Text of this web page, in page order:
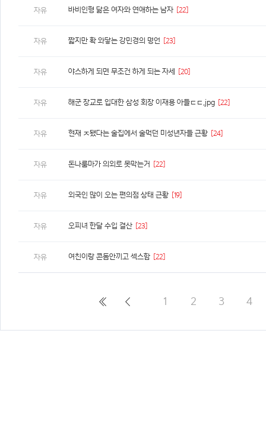
자유 바비인형 닮은 여자와 연애하는 남자 [22]
자유 짧지만 확 와닿는 강민경의 명언 [23]
자유 야스하게 되면 무조건 하게 되는 자세 [20]
자유 해군 장교로 입대한 삼성 회장 이재용 아들ㄷㄷ.jpg [22]
자유 현재 ㅈ됐다는 술집에서 술먹던 미성년자들 근황 [24]
자유 돈나룸마가 의외로 못막는거 [22]
자유 외국인 많이 오는 편의점 상태 근황 [19]
자유 오피녀 한달 수입 결산 [23]
자유 여친이랑 콘돔안끼고 섹스함 [22]
1 2 3 4